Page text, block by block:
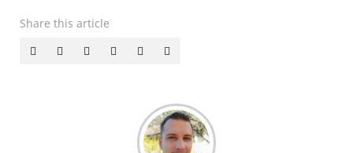
Share this article